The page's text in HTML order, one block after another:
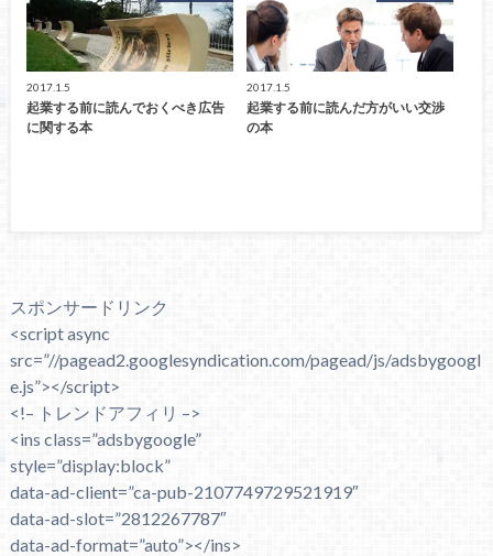
2017.1.5
起業する前に読んでおくべき広告
に関する本
2017.1.5
起業する前に読んだ方がいい交渉
の本
スポンサードリンク
<script async
src=”//pagead2.googlesyndication.com/pagead/js/adsbygoogl
e.js”></script>
<!– トレンドアフィリ –>
<ins class=”adsbygoogle”
style=”display:block”
data-ad-client=”ca-pub-2107749729521919″
data-ad-slot=”2812267787″
data-ad-format=”auto”></ins>